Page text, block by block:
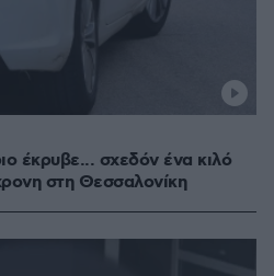
έκρυβε... σχεδόν ένα κιλό
στη Θεσσαλονίκη